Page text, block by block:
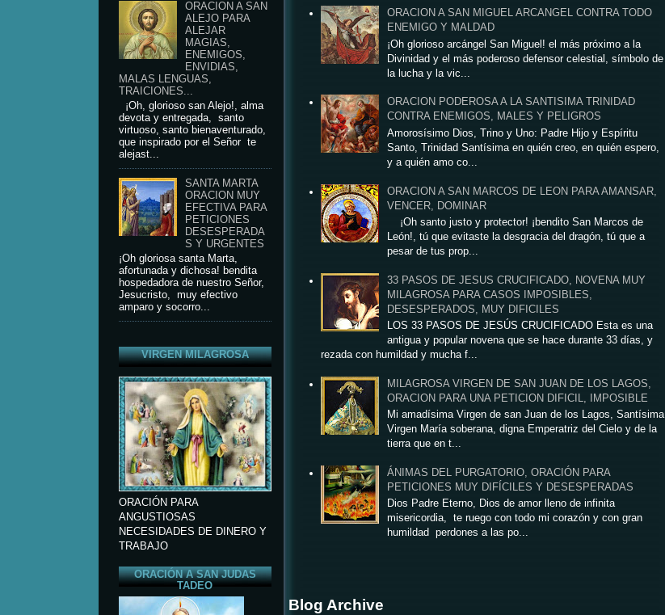
ORACION A SAN
ALEJO PARA
ALEJAR
MAGIAS,
ENEMIGOS,
ENVIDIAS,
MALAS LENGUAS,
TRAICIONES...
¡Oh, glorioso san Alejo!, alma
devota y entregada, santo
virtuoso, santo bienaventurado,
que inspirado por el Señor te
alejast...
SANTA MARTA
ORACION MUY
EFECTIVA PARA
PETICIONES
DESESPERADA
S Y URGENTES
¡Oh gloriosa santa Marta,
afortunada y dichosa! bendita
hospedadora de nuestro Señor,
Jesucristo, muy efectivo
amparo y socorro...
VIRGEN MILAGROSA
ORACIÓN PARA
ANGUSTIOSAS
NECESIDADES DE DINERO Y
TRABAJO
ORACIÓN A SAN JUDAS
TADEO
ORACION A SAN MIGUEL ARCANGEL CONTRA TODO
ENEMIGO Y MALDAD
¡Oh glorioso arcángel San Miguel! el más próximo a la
Divinidad y el más poderoso defensor celestial, símbolo de
la lucha y la vic...
ORACION PODEROSA A LA SANTISIMA TRINIDAD
CONTRA ENEMIGOS, MALES Y PELIGROS
Amorosísimo Dios, Trino y Uno: Padre Hijo y Espíritu
Santo, Trinidad Santísima en quién creo, en quién espero,
y a quién amo co...
ORACION A SAN MARCOS DE LEON PARA AMANSAR,
VENCER, DOMINAR
¡Oh santo justo y protector! ¡bendito San Marcos de
León!, tú que evitaste la desgracia del dragón, tú que a
pesar de tus prop...
33 PASOS DE JESUS CRUCIFICADO, NOVENA MUY
MILAGROSA PARA CASOS IMPOSIBLES,
DESESPERADOS, MUY DIFICILES
LOS 33 PASOS DE JESÚS CRUCIFICADO Esta es una
antigua y popular novena que se hace durante 33 días, y
rezada con humildad y mucha f...
MILAGROSA VIRGEN DE SAN JUAN DE LOS LAGOS,
ORACION PARA UNA PETICION DIFICIL, IMPOSIBLE
Mi amadísima Virgen de san Juan de los Lagos, Santísima
Virgen María soberana, digna Emperatriz del Cielo y de la
tierra que en t...
ÁNIMAS DEL PURGATORIO, ORACIÓN PARA
PETICIONES MUY DIFÍCILES Y DESESPERADAS
Dios Padre Eterno, Dios de amor lleno de infinita
misericordia, te ruego con todo mi corazón y con gran
humildad perdones a las po...
Blog Archive